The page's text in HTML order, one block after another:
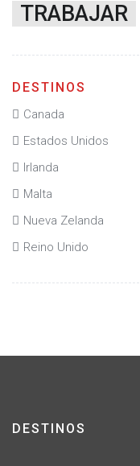
TRABAJAR
DESTINOS
Canada
Estados Unidos
Irlanda
Malta
Nueva Zelanda
Reino Unido
DESTINOS